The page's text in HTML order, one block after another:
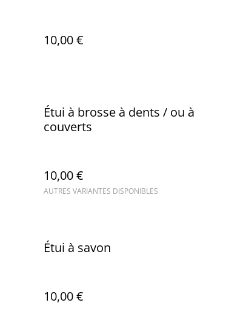
10,00 €
Étui à brosse à dents / ou à
couverts
10,00 €
AUTRES VARIANTES DISPONIBLES
Étui à savon
10,00 €